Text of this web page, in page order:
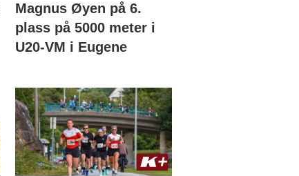
Magnus Øyen på 6.
plass på 5000 meter i
U20-VM i Eugene